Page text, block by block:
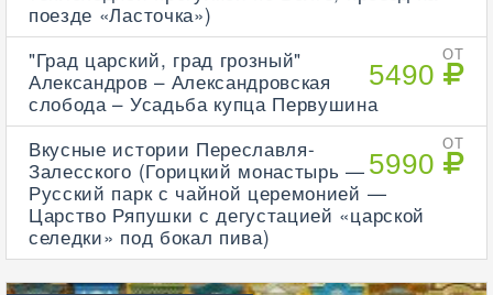
поезде «Ласточка»)
ОТ
5490
"Град царский, град грозный"
Александров – Александровская
слобода – Усадьба купца Первушина
ОТ
5990
Вкусные истории Переславля-
Залесского (Горицкий монастырь —
Русский парк с чайной церемонией —
Царство Ряпушки с дегустацией «царской
селедки» под бокал пива)